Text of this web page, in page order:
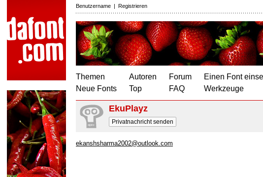
Benutzername | Registrieren
Themen
Neue Fonts
Autoren
Top
Forum
FAQ
Einen Font
Werkzeuge
EkuPlayz
Privatnachricht senden
ekanshsharma2002@outlook.com